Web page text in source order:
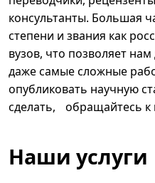
консультанты. Большая
степени и звания как
вузов, что позволяет
даже самые сложные
опубликовать научную
сделать, обращайтесь
Наши услуги